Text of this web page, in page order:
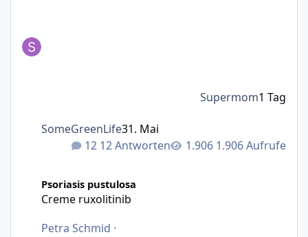
12 Antworten 1.906 Aufrufe
SomeGreenLife31. Mai
Supermom1 Tag
Psoriasis pustulosa
Creme ruxolitinib
Petra Schmid ·